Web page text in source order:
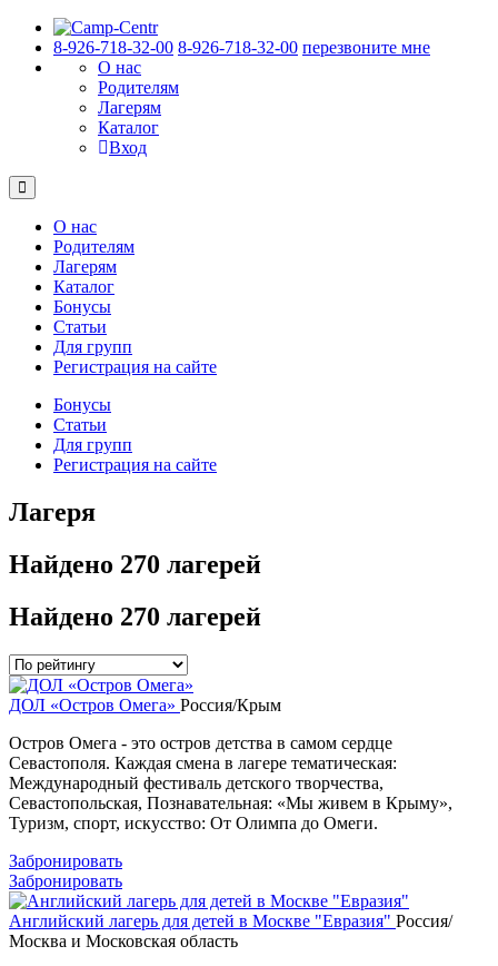
8-926-718-32-00 8-926-718-32-00 перезвоните мне
О нас
Родителям
Лагерям
Каталог
Вход
О нас
Родителям
Лагерям
Каталог
Бонусы
Статьи
Для групп
Регистрация на сайте
Бонусы
Статьи
Для групп
Регистрация на сайте
Лагеря
Найдено 270 лагерей
Найдено 270 лагерей
ДОЛ «Остров Омега» Россия/Крым
Остров Омега - это остров детства в самом сердце
Севастополя. Каждая смена в лагере тематическая:
Международный фестиваль детского творчества,
Севастопольская, Познавательная: «Мы живем в Крыму»,
Туризм, спорт, искусство: От Олимпа до Омеги.
Забронировать
Забронировать
Английский лагерь для детей в Москве "Евразия" Россия/
Москва и Московская область